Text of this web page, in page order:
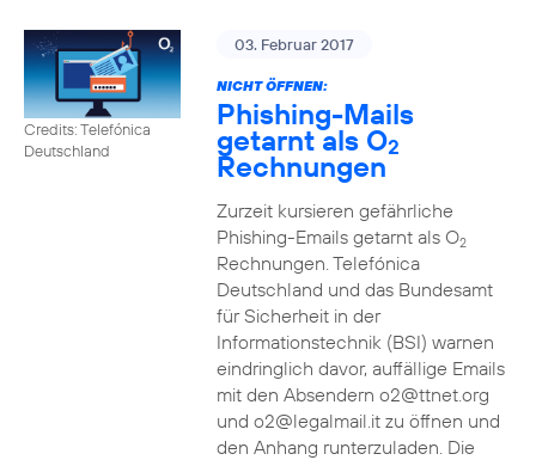
Credits: Telefónica
Deutschland
03. Februar 2017
NICHT ÖFFNEN:
Phishing-Mails
getarnt als O2
Rechnungen
Zurzeit kursieren gefährliche
Phishing-Emails getarnt als O2
Rechnungen. Telefónica
Deutschland und das Bundesamt
für Sicherheit in der
Informationstechnik (BSI) warnen
eindringlich davor, auffällige Emails
mit den Absendern o2@ttnet.org
und o2@legalmail.it zu öffnen und
den Anhang runterzuladen. Die